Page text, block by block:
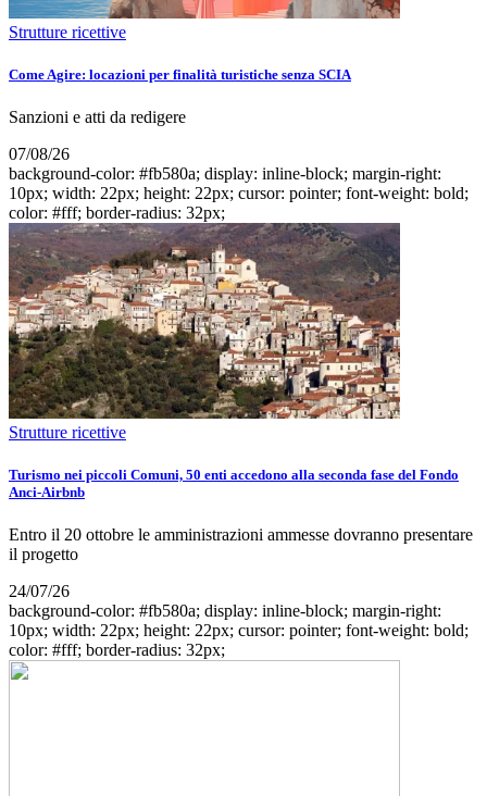
Strutture ricettive
Come Agire: locazioni per finalità turistiche senza SCIA
Sanzioni e atti da redigere
07/08/26
background-color: #fb580a; display: inline-block; margin-right:
10px; width: 22px; height: 22px; cursor: pointer; font-weight: bold;
color: #fff; border-radius: 32px;
Strutture ricettive
Turismo nei piccoli Comuni, 50 enti accedono alla seconda fase del Fondo
Anci-Airbnb
Entro il 20 ottobre le amministrazioni ammesse dovranno presentare
il progetto
24/07/26
background-color: #fb580a; display: inline-block; margin-right:
10px; width: 22px; height: 22px; cursor: pointer; font-weight: bold;
color: #fff; border-radius: 32px;